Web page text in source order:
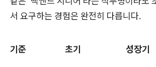
서 요구하는 경험은 완전히 다릅니다.
기준 초기 성장기